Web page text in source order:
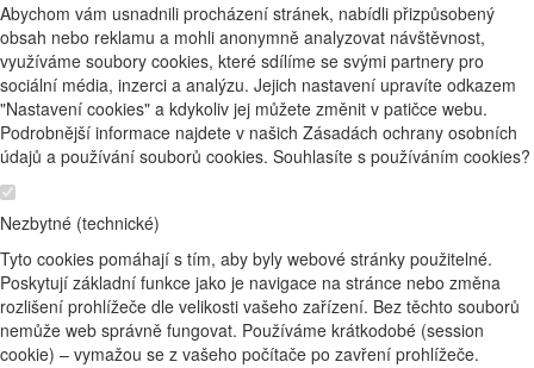
Abychom vám usnadnili procházení stránek, nabídli přizpůsobený
obsah nebo reklamu a mohli anonymně analyzovat návštěvnost,
využíváme soubory cookies, které sdílíme se svými partnery pro
sociální média, inzerci a analýzu. Jejich nastavení upravíte odkazem
"Nastavení cookies" a kdykoliv jej můžete změnit v patičce webu.
Podrobnější informace najdete v našich Zásadách ochrany osobních
údajů a používání souborů cookies. Souhlasíte s používáním cookies?
Nezbytné (technické)
Tyto cookies pomáhají s tím, aby byly webové stránky použitelné.
Poskytují základní funkce jako je navigace na stránce nebo změna
rozlišení prohlížeče dle velikosti vašeho zařízení. Bez těchto souborů
nemůže web správně fungovat. Používáme krátkodobé (session
cookie) – vymažou se z vašeho počítače po zavření prohlížeče.